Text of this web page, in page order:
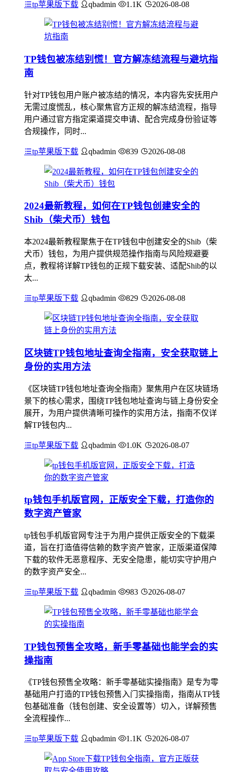
tp苹果版下载 qbadmin 1.1K 2026-08-08
TP钱包被冻结别慌！官方解冻结流程与避坑指
南
针对TP钱包用户账户被冻结的情况，本内容先安抚用户
无需过度慌乱，核心聚焦官方正规的解冻结流程，指导
用户通过官方指定渠道提交申请、配合完成身份验证等
合规操作，同时...
tp苹果版下载 qbadmin 839 2026-08-08
2024最新教程，如何在TP钱包创建安全的
Shib（柴犬币）钱包
本2024最新教程聚焦于在TP钱包中创建安全的Shib（柴
犬币）钱包，为用户提供规范操作指南与风险规避要
点，教程将详解TP钱包的正规下载安装、适配Shib的以
太...
tp苹果版下载 qbadmin 829 2026-08-08
区块链TP钱包地址查询全指南，安全获取链上
身份的实用方法
《区块链TP钱包地址查询全指南》聚焦用户在区块链场
景下的核心需求，围绕TP钱包地址查询与链上身份安全
展开，为用户提供清晰可操作的实用方法，指南不仅详
解TP钱包内...
tp苹果版下载 qbadmin 1.0K 2026-08-07
tp钱包手机版官网，正版安全下载，打造你的
数字资产管家
tp钱包手机版官网专注于为用户提供正版安全的下载渠
道，旨在打造值得信赖的数字资产管家，正版渠道保障
下载的软件无恶意程序、无安全隐患，能切实守护用户
的数字资产安全...
tp苹果版下载 qbadmin 983 2026-08-07
TP钱包预售全攻略，新手零基础也能学会的实
操指南
《TP钱包预售全攻略：新手零基础实操指南》是专为零
基础用户打造的TP钱包预售入门实操指南，指南从TP钱
包基础准备（钱包创建、安全设置等）切入，详解预售
全流程操作...
tp苹果版下载 qbadmin 1.1K 2026-08-07